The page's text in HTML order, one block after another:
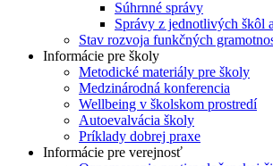
Súhrnné správy
Správy z jednotlivých škôl
Stav rozvoja funkčných
Informácie pre školy
Metodické materiály pre školy
Medzinárodná konferencia
Wellbeing v školskom prostredí
Autoevalvácia školy
Príklady dobrej praxe
Informácie pre verejnosť